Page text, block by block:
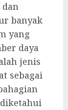
banyak
yang
daya
jenis
sebagai